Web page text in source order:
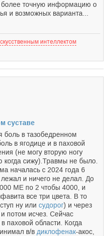
более точную информацию о
и возможных варианта...
интеллектом
суставе
боль в тазобедренном
в ягодице и в паховой
(не могу вторую ногу
когда сижу).Травмы не было.
началась с 2024 года 6
и ничего не делал. До
МЕ по 2 чтобы 4000, и
все три цвета. В то
ну или судорог) и через
потом исчез. Сейчас
паховой области. Когда
в/в диклофенак-акос,